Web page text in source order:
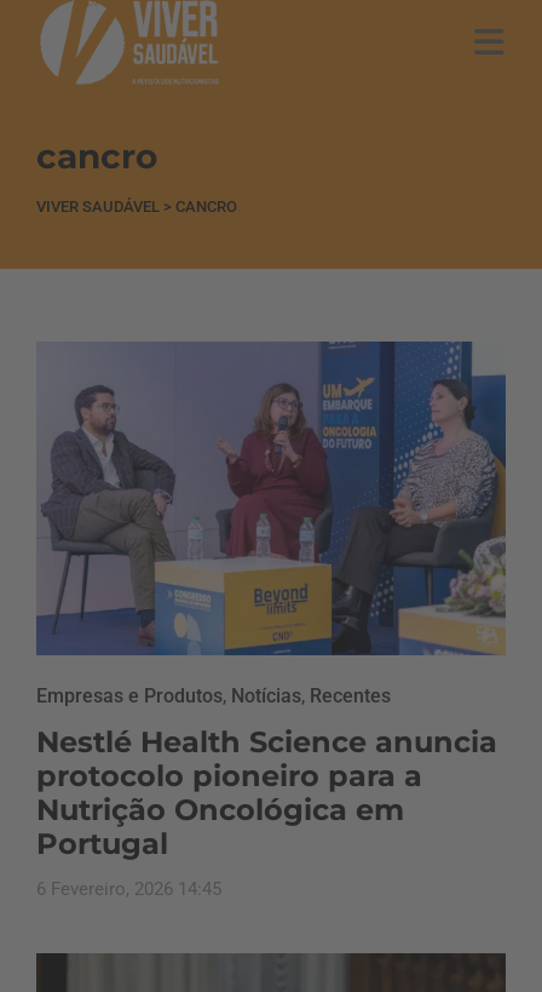
cancro
VIVER SAUDÁVEL > CANCRO
Empresas e Produtos, Notícias, Recentes
Nestlé Health Science anuncia
protocolo pioneiro para a
Nutrição Oncológica em
Portugal
6 Fevereiro, 2026 14:45